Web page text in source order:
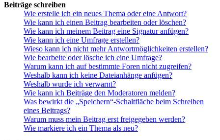
Beiträge schreiben
Wie erstelle ich ein neues Thema oder eine Antwort?
Wie kann ich einen Beitrag bearbeiten oder löschen?
Wie kann ich meinem Beitrag eine Signatur anfügen?
Wie kann ich eine Umfrage erstellen?
Wieso kann ich nicht mehr Antwortmöglichkeiten erstellen?
Wie bearbeite oder lösche ich eine Umfrage?
Warum kann ich auf bestimmte Foren nicht zugreifen?
Weshalb kann ich keine Dateianhänge anfügen?
Weshalb wurde ich verwarnt?
Wie kann ich Beiträge den Moderatoren melden?
Was bewirkt die „Speichern“-Schaltfläche beim Schreiben
eines Beitrags?
Warum muss mein Beitrag erst freigegeben werden?
Wie markiere ich ein Thema als neu?